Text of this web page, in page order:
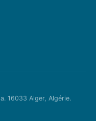
16033 Alger, Algérie.